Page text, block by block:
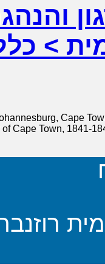
>
Cape
Cape Town, 1841-